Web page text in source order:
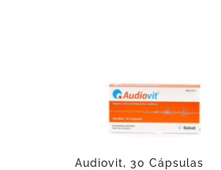
Audiovit, 30 Cápsulas